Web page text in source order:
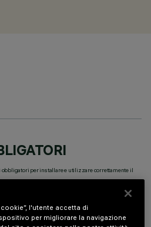
obbligatori per installare e utilizzare correttamente il
l'utente accetta di
per migliorare la navigazione